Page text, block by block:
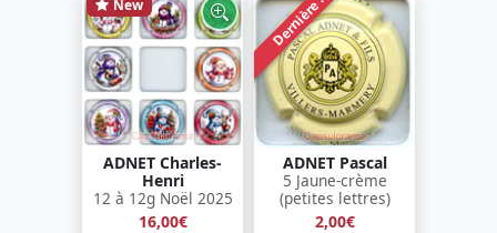
New
ADNET Charles-
Henri
12 à 12g Noël 2025
16,00€
Dernière !
ADNET Pascal
5 Jaune-crème
(petites lettres)
2,00€